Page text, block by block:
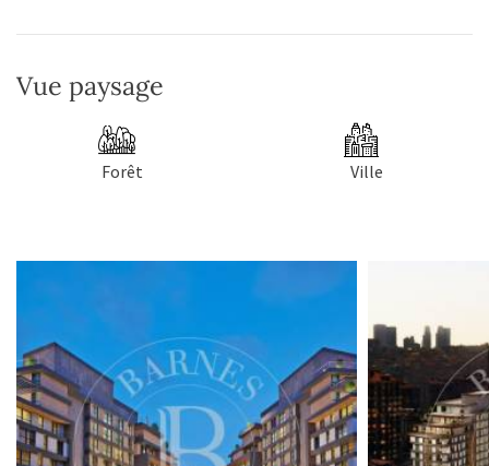
Vue paysage
Forêt Ville